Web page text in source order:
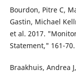
Bourdon, Pitre C,
Gastin, Michael
et al. 2017.
Statement," 161-70.
Braakhuis, Andrea